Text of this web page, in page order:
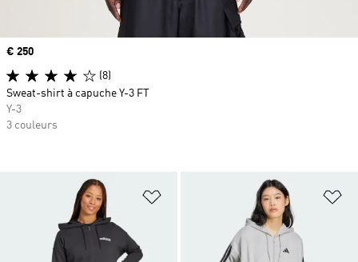
Ajouter à la Liste de produits
Prix
€ 250
(8)
Sweat-shirt à capuche Y-3 FT
Y-3
3 couleurs